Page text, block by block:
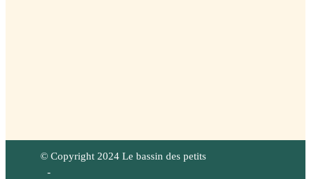
© Copyright 2024 Le bassin des petits
-